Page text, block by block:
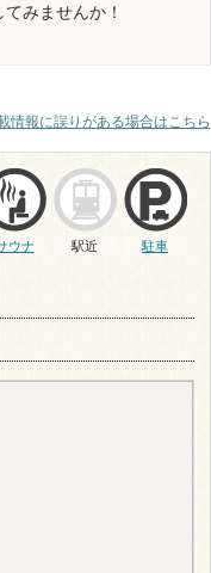
みませんか！
情報に誤りがある場合はこちら
ウナ 駅近 駐車